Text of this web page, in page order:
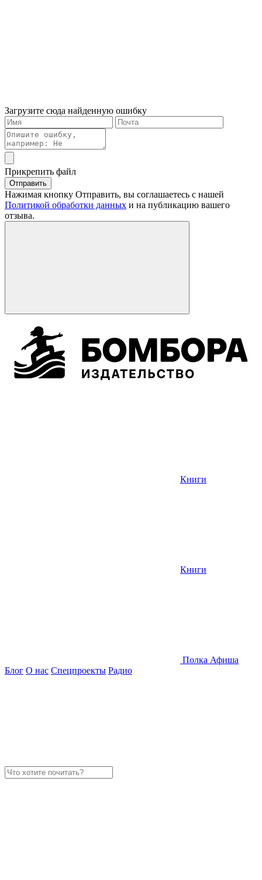
Загрузите сюда найденную ошибку
Прикрепить файл
Отправить
Нажимая кнопку Отправить, вы соглашаетесь с нашей
Политикой обработки данных и на публикацию вашего
отзыва.
Книги
Книги
Полка Афиша
Блог О нас Спецпроекты Радио